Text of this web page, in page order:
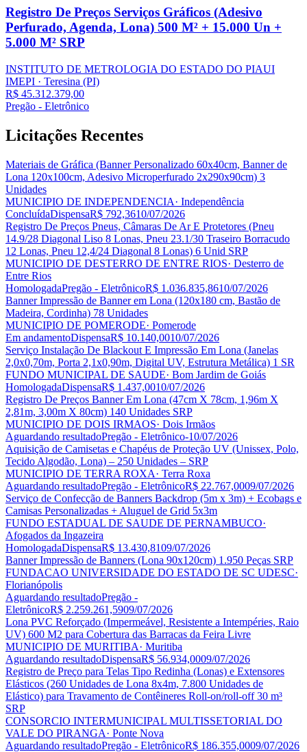
Registro De Preços Serviços Gráficos (Adesivo
Perfurado, Agenda, Lona) 500 M² + 15.000 Un +
5.000 M² SRP
INSTITUTO DE METROLOGIA DO ESTADO DO PIAUI
IMEPI · Teresina (PI)
R$ 45.312.379,00
Pregão - Eletrônico
Licitações Recentes
Materiais de Gráfica (Banner Personalizado 60x40cm, Banner de
Lona 120x100cm, Adesivo Microperfurado 2x290x90cm) 3
Unidades
MUNICIPIO DE INDEPENDENCIA· Independência
ConcluídaDispensaR$ 792,3610/07/2026
Registro De Preços Pneus, Câmaras De Ar E Protetores (Pneu
14.9/28 Diagonal Liso 8 Lonas, Pneu 23.1/30 Traseiro Borracudo
12 Lonas, Pneu 12,4/24 Diagonal 8 Lonas) 6 Unid SRP
MUNICIPIO DE DESTERRO DE ENTRE RIOS· Desterro de
Entre Rios
HomologadaPregão - EletrônicoR$ 1.036.835,8610/07/2026
Banner Impressão de Banner em Lona (120x180 cm, Bastão de
Madeira, Cordinha) 78 Unidades
MUNICIPIO DE POMERODE· Pomerode
Em andamentoDispensaR$ 10.140,0010/07/2026
Serviço Instalação De Blackout E Impressão Em Lona (Janelas
2,0x0,70m, Porta 2,1x0,90m, Digital UV, Estrutura Metálica) 1 SR
FUNDO MUNICIPAL DE SAUDE· Bom Jardim de Goiás
HomologadaDispensaR$ 1.437,0010/07/2026
Registro De Preços Banner Em Lona (47cm X 78cm, 1,96m X
2,81m, 3,00m X 80cm) 140 Unidades SRP
MUNICIPIO DE DOIS IRMAOS· Dois Irmãos
Aguardando resultadoPregão - Eletrônico-10/07/2026
Aquisição de Camisetas e Chapéus de Proteção UV (Unissex, Polo,
Tecido Algodão, Lona) – 250 Unidades – SRP
MUNICIPIO DE TERRA ROXA· Terra Roxa
Aguardando resultadoPregão - EletrônicoR$ 22.767,0009/07/2026
Serviço de Confecção de Banners Backdrop (5m x 3m) + Ecobags e
Camisas Personalizadas + Aluguel de Grid 5x3m
FUNDO ESTADUAL DE SAUDE DE PERNAMBUCO·
Afogados da Ingazeira
HomologadaDispensaR$ 13.430,8109/07/2026
Banner Impressão de Banners (Lona 90x120cm) 1.950 Peças SRP
FUNDACAO UNIVERSIDADE DO ESTADO DE SC UDESC·
Florianópolis
Aguardando resultadoPregão -
EletrônicoR$ 2.259.261,5909/07/2026
Lona PVC Reforçado (Impermeável, Resistente a Intempéries, Raio
UV) 600 M2 para Cobertura das Barracas da Feira Livre
MUNICIPIO DE MURITIBA· Muritiba
Aguardando resultadoDispensaR$ 56.934,0009/07/2026
Registro de Preço para Telas Tipo Redinha (Lonas) e Extensores
Elásticos (260 Unidades de Lona 8x4m, 7.800 Unidades de
Elástico) para Travamento de Contêineres Roll-on/roll-off 30 m³
SRP
CONSORCIO INTERMUNICIPAL MULTISSETORIAL DO
VALE DO PIRANGA· Ponte Nova
Aguardando resultadoPregão - EletrônicoR$ 186.355,0009/07/2026